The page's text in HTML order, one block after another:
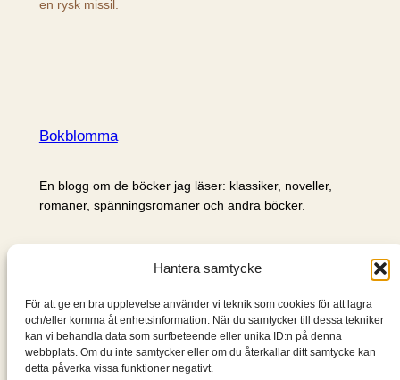
Hantera samtycke
För att ge en bra upplevelse använder vi teknik som cookies för att lagra
och/eller komma åt enhetsinformation. När du samtycker till dessa tekniker
kan vi behandla data som surfbeteende eller unika ID:n på denna
webbplats. Om du inte samtycker eller om du återkallar ditt samtycke kan
detta påverka vissa funktioner negativt.
en rysk missil.
Bokblomma
En blogg om de böcker jag läser: klassiker, noveller,
romaner, spänningsromaner och andra böcker.
Information
Om mig & om bloggen
S
ö
k